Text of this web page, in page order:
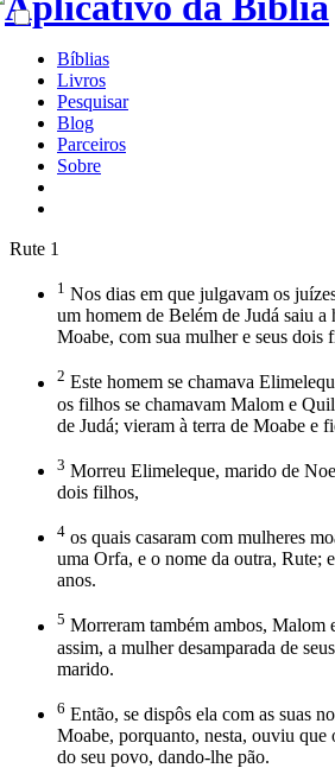
Bíblias
Livros
Pesquisar
Blog
Parceiros
Sobre
Rute 1
1 Nos dias em que julgavam os
um homem de Belém de Judá saiu a
Moabe, com sua mulher e seus dois
2 Este homem se chamava
os filhos se chamavam Malom e
de Judá; vieram à terra de Moabe e
3 Morreu Elimeleque, marido de
dois filhos,
4 os quais casaram com mulheres
uma Orfa, e o nome da outra, Rute;
anos.
5 Morreram também ambos, Malom
assim, a mulher desamparada de
marido.
6 Então, se dispôs ela com as suas
Moabe, porquanto, nesta, ouviu
do seu povo, dando-lhe pão.